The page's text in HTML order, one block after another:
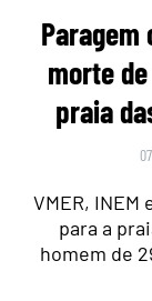
morte
praia
VMER,
para a
homem de